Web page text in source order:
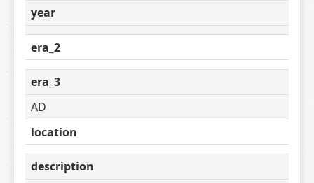
year
era_2
era_3
AD
location
description